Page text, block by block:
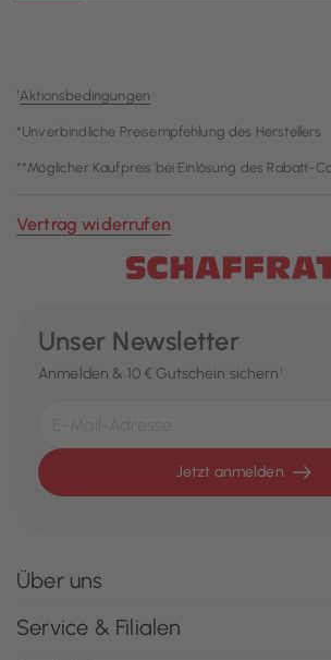
¹Aktionsbedingungen
*Unverbindliche Preisempfehlung des Herstellers
**Möglicher Kaufpreis bei Einlösung des Rabatt-
Vertrag widerrufen
Unser Newsletter
Anmelden & 10 € Gutschein sichern¹
Jetzt anmelden
Über uns
Service & Filialen